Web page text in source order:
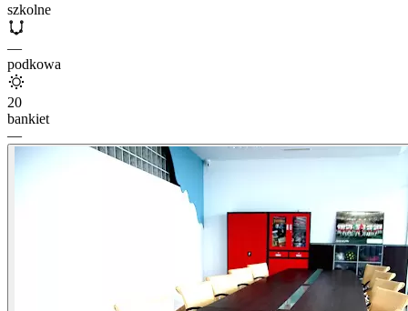
szkolne
—
podkowa
20
bankiet
—